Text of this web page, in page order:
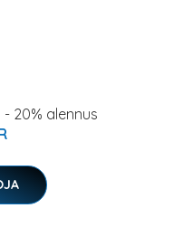
20% alennus